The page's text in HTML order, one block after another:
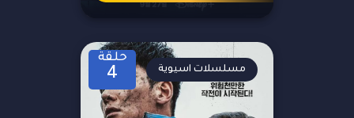
حلقة
4 مسلسلات اسيوية